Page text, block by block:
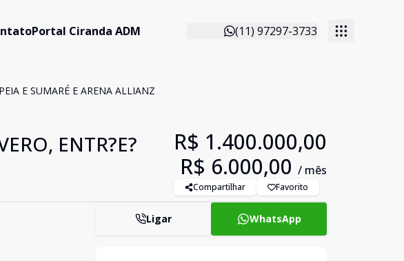
Portal Ciranda ADM (11) 97297-3733
E SUMARÉ E ARENA ALLIANZ
ENTR?E?
R$ 1.400.000,00
R$ 6.000,00 / mês
Compartilhar Favorito
Ligar WhatsApp